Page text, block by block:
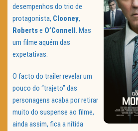
desempenhos do trio de
protagonista, Clooney,
Robertse O’Connell. Mas
um filme aquém das
expetativas.
O facto do trailer revelar um
pouco do “trajeto” das
personagens acaba por retirar
muito do suspense ao filme,
ainda assim, fica a nítida